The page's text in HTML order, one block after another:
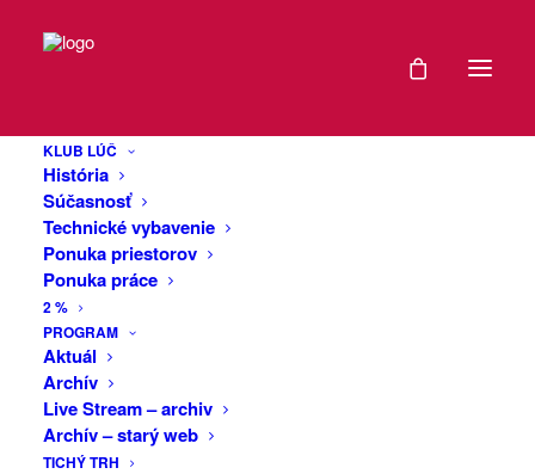
KLUB LÚČ
História
Súčasnosť
Technické vybavenie
Ponuka priestorov
Ponuka práce
2 %
PROGRAM
Aktuál
Archív
Live Stream – archiv
Archív – starý web
TICHÝ TRH
LIVE STREAM
Aktuálne nie je pripravovaný žiadny live stream. Všetky
podujatia organizujeme naživo v režime ZÁKLAD a
nájdete ich TU.
Všetky doterajšie streamy nájdete v sekcii
Klub Lúč